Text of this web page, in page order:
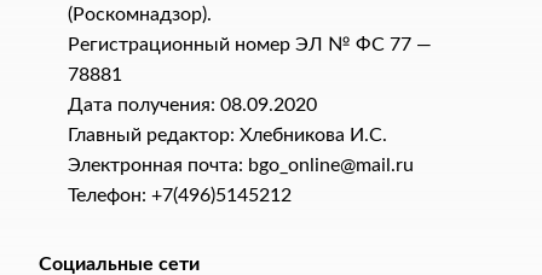
(Роскомнадзор).
Регистрационный номер ЭЛ № ФС 77 —
78881
Дата получения: 08.09.2020
Главный редактор: Хлебникова И.C.
Электронная почта: bgo_online@mail.ru
Телефон: +7(496)5145212
Социальные сети